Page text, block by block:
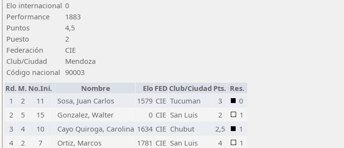
Elo internacional 0
Performance
1883
Puntos
4,5
Puesto
2
Federación
CIE
Club/Ciudad
Mendoza
Código nacional 90003
Rd. M. No.Ini. Nombre Elo FED Club/Ciudad Pts. Res.
1
2 11 Sosa, Juan Carlos 1579 CIE Tucuman 3
0
2
5 15 Gonzalez, Walter 0 CIE San Luis 2
1
3
4 10 Cayo Quiroga, Carolina 1634 CIE Chubut 2,5
1
4
2 7 Ortiz, Marcos 1781 CIE San Luis 4
1